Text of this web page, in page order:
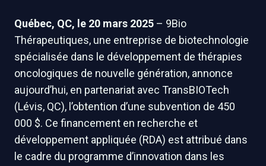
Québec, QC, le 20 mars 2025 – 9Bio
Thérapeutiques, une entreprise de biotechnologie
spécialisée dans le développement de thérapies
oncologiques de nouvelle génération, annonce
aujourd’hui, en partenariat avec TransBIOTech
(Lévis, QC), l’obtention d’une subvention de 450
000 $. Ce financement en recherche et
développement appliquée (RDA) est attribué dans
le cadre du programme d’innovation dans les